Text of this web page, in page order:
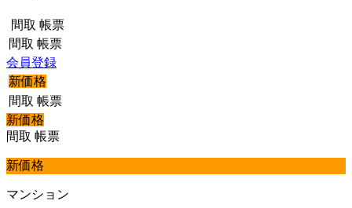
間取 帳票
間取 帳票
会員登録
新価格
間取 帳票
新価格
間取 帳票
新価格
マンション